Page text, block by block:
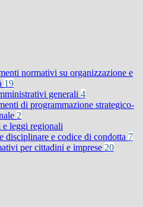
normativi su organizzazione e
19
generali 4
di programmazione strategico-
2
e leggi regionali
disciplinare e codice di condotta 7
per cittadini e imprese 20